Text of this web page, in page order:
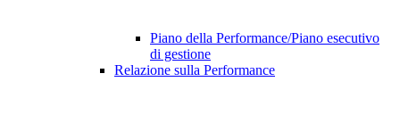
Piano della Performance/Piano esecutivo
di gestione
Relazione sulla Performance